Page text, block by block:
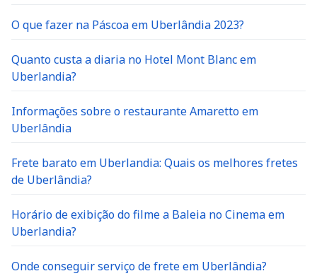
O que fazer na Páscoa em Uberlândia 2023?
Quanto custa a diaria no Hotel Mont Blanc em
Uberlandia?
Informações sobre o restaurante Amaretto em
Uberlândia
Frete barato em Uberlandia: Quais os melhores fretes
de Uberlândia?
Horário de exibição do filme a Baleia no Cinema em
Uberlandia?
Onde conseguir serviço de frete em Uberlândia?